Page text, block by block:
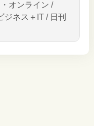
オンライン /
ジネス＋IT / 日刊